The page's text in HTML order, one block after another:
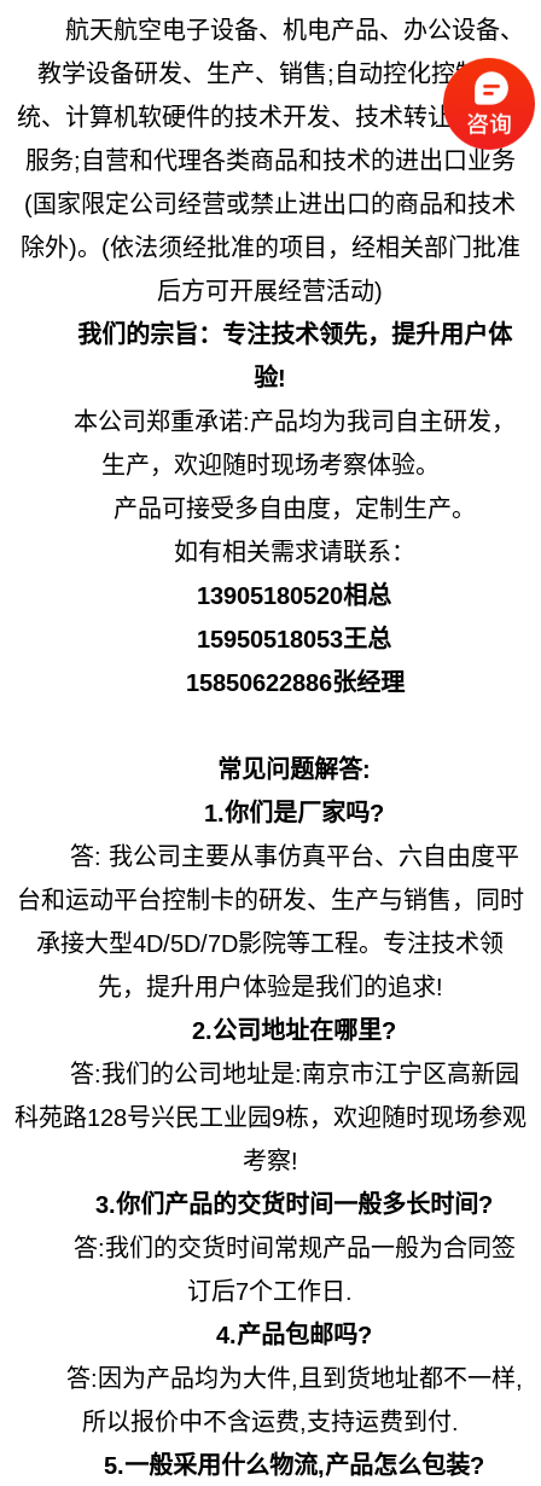
航天航空电子设备、机电产品、办公设备、
教学设备研发、生产、销售;自动控化控制系
统、计算机软硬件的技术开发、技术转让、技术
服务;自营和代理各类商品和技术的进出口业务
(国家限定公司经营或禁止进出口的商品和技术
除外)。(依法须经批准的项目，经相关部门批准
后方可开展经营活动)
我们的宗旨：专注技术领先，提升用户体
验!
本公司郑重承诺:产品均为我司自主研发，
生产，欢迎随时现场考察体验。
产品可接受多自由度，定制生产。
如有相关需求请联系：
13905180520相总
15950518053王总
15850622886张经理
常见问题解答:
1.你们是厂家吗?
答: 我公司主要从事仿真平台、六自由度平
台和运动平台控制卡的研发、生产与销售，同时
承接大型4D/5D/7D影院等工程。专注技术领
先，提升用户体验是我们的追求!
2.公司地址在哪里?
答:我们的公司地址是:南京市江宁区高新园
科苑路128号兴民工业园9栋，欢迎随时现场参观
考察!
3.你们产品的交货时间一般多长时间?
答:我们的交货时间常规产品一般为合同签
订后7个工作日.
4.产品包邮吗?
答:因为产品均为大件,且到货地址都不一样,
所以报价中不含运费,支持运费到付.
5.一般采用什么物流,产品怎么包装?